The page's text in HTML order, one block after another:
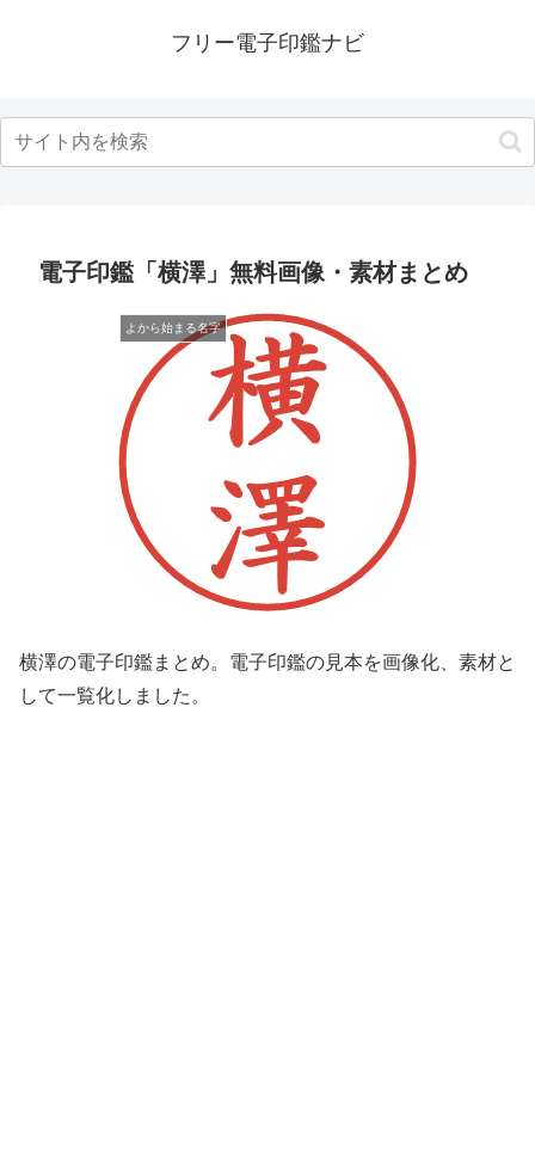
フリー電子印鑑ナビ
電子印鑑「横澤」無料画像・素材まとめ
よから始まる名字
横澤の電子印鑑まとめ。電子印鑑の見本を画像化、素材と
して一覧化しました。